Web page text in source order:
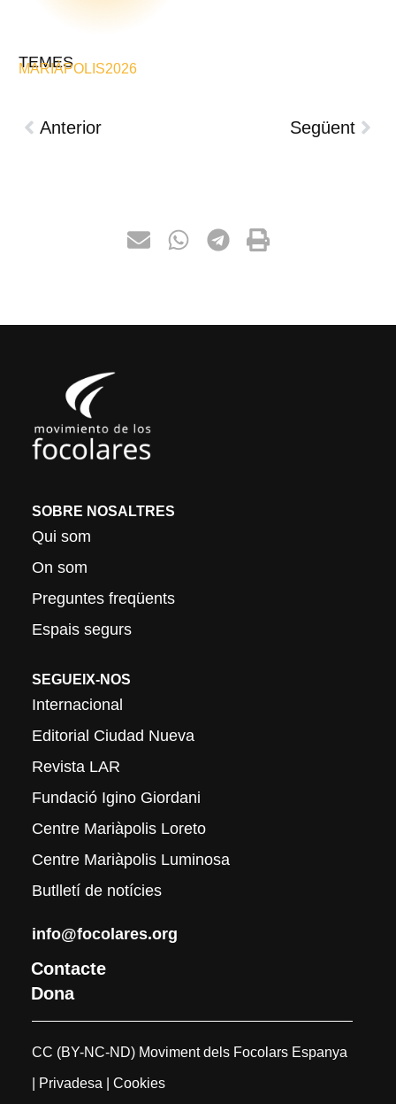
TEMES
MARIÀPOLIS2026
Anterior Següent
SOBRE NOSALTRES
Qui som
On som
Preguntes freqüents
Espais segurs
SEGUEIX-NOS
Internacional
Editorial Ciudad Nueva
Revista LAR
Fundació Igino Giordani
Centre Mariàpolis Loreto
Centre Mariàpolis Luminosa
Butlletí de notícies
info@focolares.org
Contacte
Dona
CC (BY-NC-ND) Moviment dels Focolars Espanya
| Privadesa | Cookies